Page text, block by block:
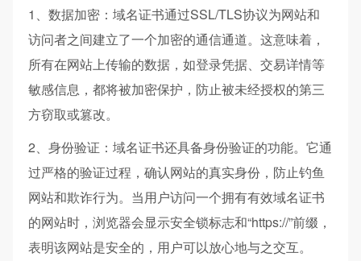
1、数据加密：域名证书通过SSL/TLS协议为网站和
访问者之间建立了一个加密的通信通道。这意味着，
所有在网站上传输的数据，如登录凭据、交易详情等
敏感信息，都将被加密保护，防止被未经授权的第三
方窃取或篡改。
2、身份验证：域名证书还具备身份验证的功能。它通
过严格的验证过程，确认网站的真实身份，防止钓鱼
网站和欺诈行为。当用户访问一个拥有有效域名证书
的网站时，浏览器会显示安全锁标志和“https://”前缀，
表明该网站是安全的，用户可以放心地与之交互。